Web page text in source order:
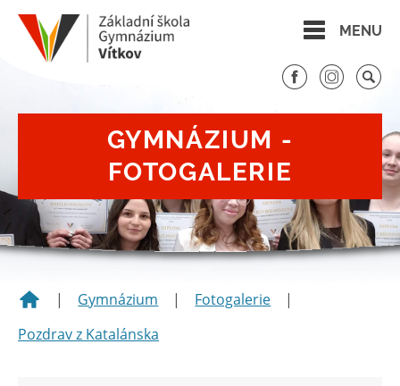
MENU
GYMNÁZIUM -
FOTOGALERIE
| Gymnázium | Fotogalerie
|
Pozdrav z Katalánska